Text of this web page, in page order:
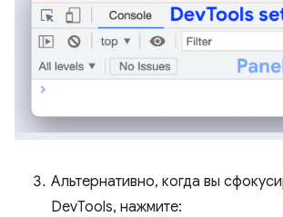
Альтернативно, когда вы
DevTools, нажмите: